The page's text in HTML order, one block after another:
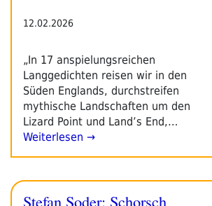
12.02.2026
„In 17 anspielungsreichen
Langgedichten reisen wir in den
Süden Englands, durchstreifen
mythische Landschaften um den
Lizard Point und Land’s End,…
Weiterlesen →
Stefan Soder: Schorsch